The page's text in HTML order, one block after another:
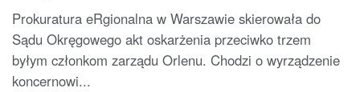
Prokuratura eRgionalna w Warszawie skierowała do
Sądu Okręgowego akt oskarżenia przeciwko trzem
byłym członkom zarządu Orlenu. Chodzi o wyrządzenie
koncernowi...